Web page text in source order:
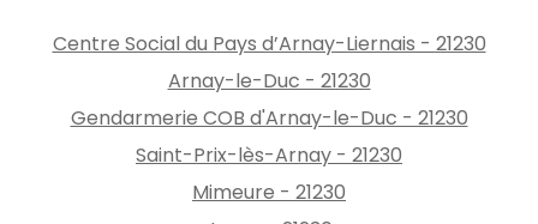
Centre Social du Pays d’Arnay-Liernais - 21230
Arnay-le-Duc - 21230
Gendarmerie COB d'Arnay-le-Duc - 21230
Saint-Prix-lès-Arnay - 21230
Mimeure - 21230